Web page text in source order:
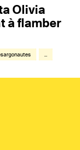
Olivia
à flamber
...